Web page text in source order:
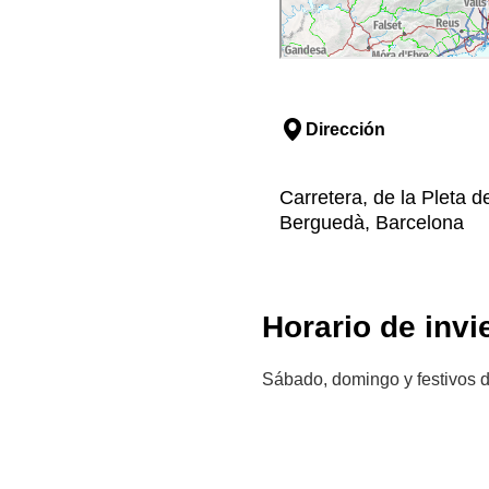
Dirección
Carretera, de la Pleta
Berguedà, Barcelona
Horario de
Sábado, domingo y festivos